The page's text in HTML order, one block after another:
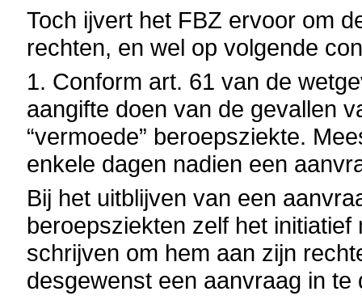
Toch ijvert het FBZ ervoor om
rechten, en wel op volgende
1. Conform art. 61 van de
aangifte doen van de gevallen
“vermoede” beroepsziekte.
enkele dagen nadien een
Bij het uitblijven van een
beroepsziekten zelf het
schrijven om hem aan zijn
desgewenst een aanvraag in te